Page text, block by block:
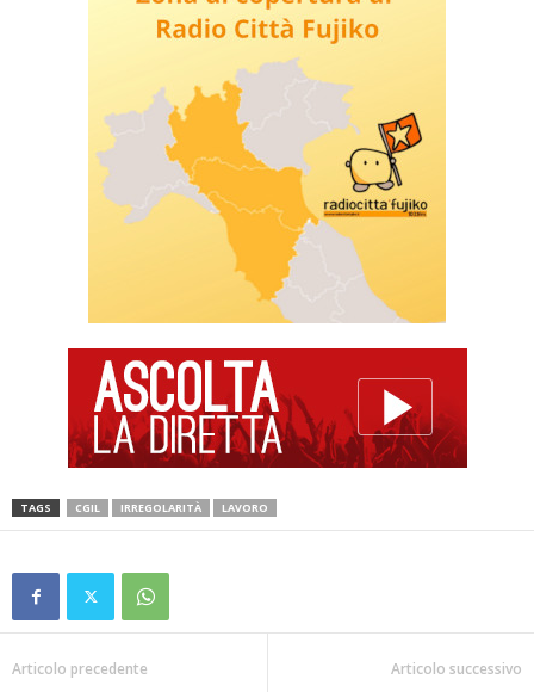
TAGS CGIL IRREGOLARITÀ LAVORO
Articolo precedente Articolo successivo